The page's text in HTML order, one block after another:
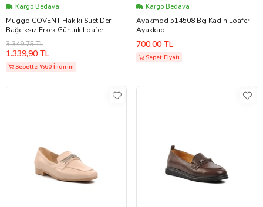
Kargo Bedava
Muggo COVENT Hakiki Süet Deri
Bağcıksız Erkek Günlük Loafer
Ayakkabı (Kum Beji)
3.349,75 TL
1.339,90 TL
Sepette %60 İndirim
Kargo Bedava
Ayakmod 514508 Bej Kadın Loafer
Ayakkabı
700,00 TL
Sepet Fiyatı